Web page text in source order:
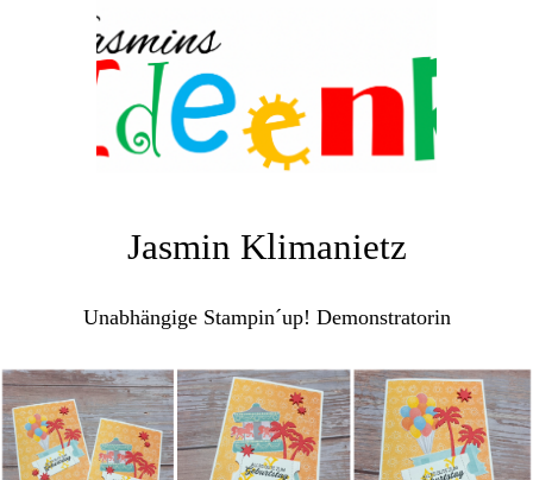
Jasmin Klimanietz
Unabhängige Stampin´up! Demonstratorin